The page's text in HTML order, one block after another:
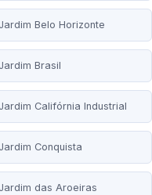
Jardim Belo Horizonte
Jardim Brasil
Jardim Califórnia Industrial
Jardim Conquista
Jardim das Aroeiras